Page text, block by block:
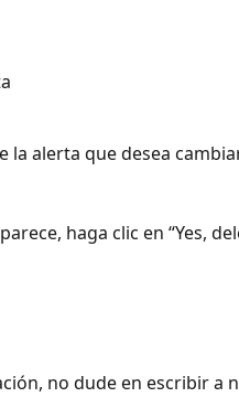
la alerta que desea
haga clic en “Yes,
no dude en escribir a